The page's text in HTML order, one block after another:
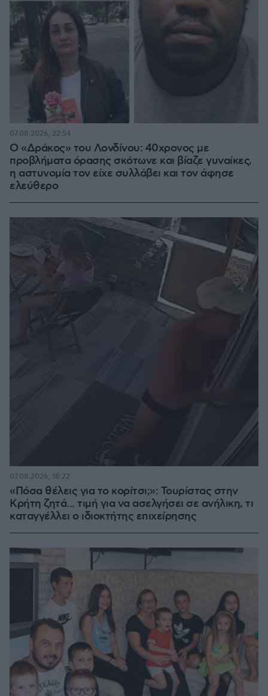
Ο «Δράκος» του Λονδίνου: 40χρονος με
προβλήματα όρασης σκότωνε και βίαζε γυναίκες,
η αστυνομία τον είχε συλλάβει και τον άφησε
ελεύθερο
07.08.2026, 22:54
«Πόσα θέλεις για το κορίτσι;»: Τουρίστας στην
Κρήτη ζητά... τιμή για να ασελγήσει σε ανήλικη, τι
καταγγέλλει ο ιδιοκτήτης επιχείρησης
07.08.2026, 18:22